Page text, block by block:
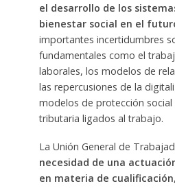
el desarrollo de los
bienestar social en el
importantes incertidumbres
fundamentales como el
laborales, los modelos de
las repercusiones de la
modelos de protección social
tributaria ligados al trabajo.
La Unión General de
necesidad de una
en materia de cualificación